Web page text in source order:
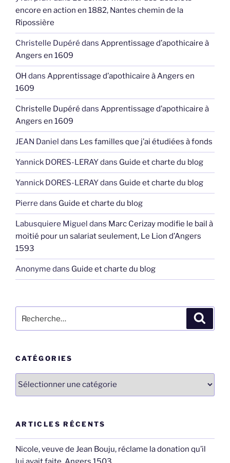
encore en action en 1882, Nantes chemin de la
Ripossière
Christelle Dupéré dans Apprentissage d’apothicaire à
Angers en 1609
OH dans Apprentissage d’apothicaire à Angers en
1609
Christelle Dupéré dans Apprentissage d’apothicaire à
Angers en 1609
JEAN Daniel dans Les familles que j’ai étudiées à fonds
Yannick DORES-LERAYdans Guide et charte du blog
Yannick DORES-LERAYdans Guide et charte du blog
Pierre dans Guide et charte du blog
Labusquiere Miguel dans Marc Cerizay modifie le bail à
moitié pour un salariat seulement, Le Lion d’Angers
1593
Anonyme dans Guide et charte du blog
pour
CATÉGORIES
Catégories
ARTICLES RÉCENTS
Nicole, veuve de Jean Bouju, réclame la donation qu’il